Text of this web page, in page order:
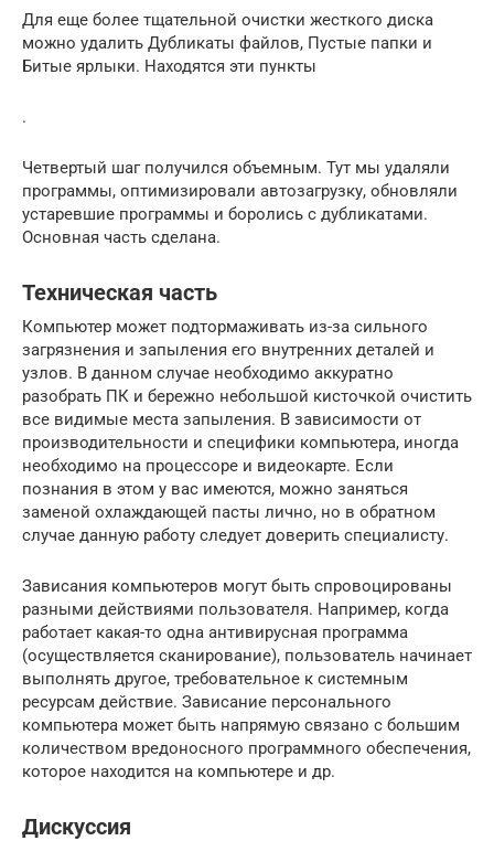
Для еще более тщательной очистки жесткого диска
можно удалить Дубликаты файлов, Пустые папки и
Битые ярлыки. Находятся эти пункты
.
Четвертый шаг получился объемным. Тут мы удаляли
программы, оптимизировали автозагрузку, обновляли
устаревшие программы и боролись с дубликатами.
Основная часть сделана.
Техническая часть
Компьютер может подтормаживать из-за сильного
загрязнения и запыления его внутренних деталей и
узлов. В данном случае необходимо аккуратно
разобрать ПК и бережно небольшой кисточкой очистить
все видимые места запыления. В зависимости от
производительности и специфики компьютера, иногда
необходимо на процессоре и видеокарте. Если
познания в этом у вас имеются, можно заняться
заменой охлаждающей пасты лично, но в обратном
случае данную работу следует доверить специалисту.
Зависания компьютеров могут быть спровоцированы
разными действиями пользователя. Например, когда
работает какая-то одна антивирусная программа
(осуществляется сканирование), пользователь начинает
выполнять другое, требовательное к системным
ресурсам действие. Зависание персонального
компьютера может быть напрямую связано с большим
количеством вредоносного программного обеспечения,
которое находится на компьютере и др.
Дискуссия